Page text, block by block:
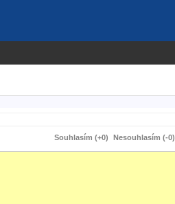
Souhlasím (+0) Nesouhlasím (-0)